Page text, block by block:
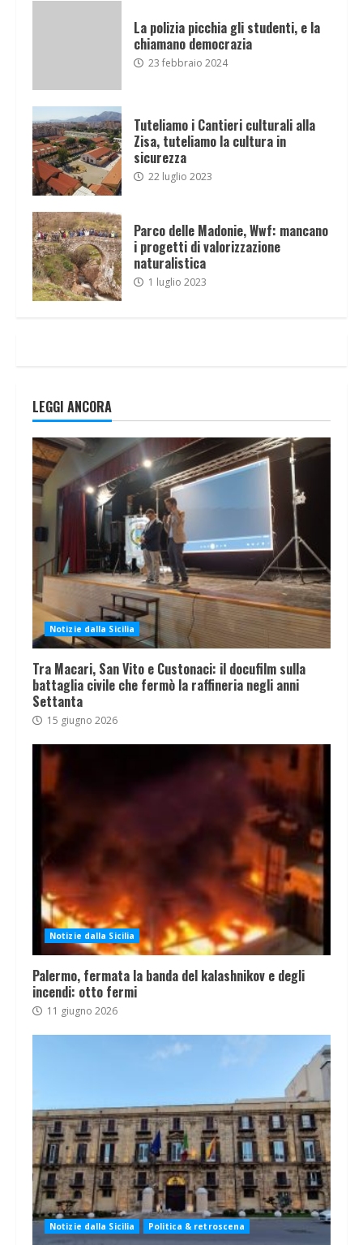
La polizia picchia gli studenti, e la
chiamano democrazia
23 febbraio 2024
Tuteliamo i Cantieri culturali alla
Zisa, tuteliamo la cultura in
sicurezza
22 luglio 2023
Parco delle Madonie, Wwf: mancano
i progetti di valorizzazione
naturalistica
1 luglio 2023
LEGGI ANCORA
Notizie dalla Sicilia
Tra Macari, San Vito e Custonaci: il docufilm sulla
battaglia civile che fermò la raffineria negli anni
Settanta
15 giugno 2026
Notizie dalla Sicilia
Palermo, fermata la banda del kalashnikov e degli
incendi: otto fermi
11 giugno 2026
Notizie dalla Sicilia Politica & retroscena